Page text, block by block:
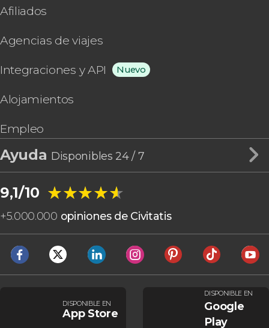
Afiliados
Agencias de viajes
Integraciones y API Nuevo
Alojamientos
Empleo
Ayuda Disponibles 24 / 7
9,1/10 ★★★★★
★★★★★
+5.000.000 opiniones de Civitatis
DISPONIBLE EN
App Store
DISPONIBLE EN
Google
Play